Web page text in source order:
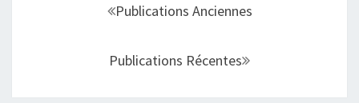
Publications Anciennes
Publications Récentes